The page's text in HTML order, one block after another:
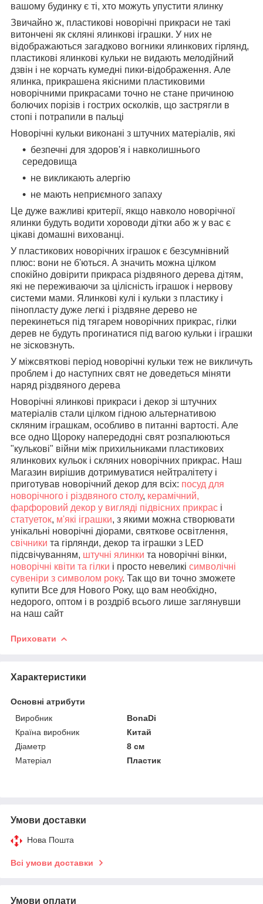
вашому будинку є ті, хто можуть упустити ялинку
Звичайно ж, пластикові новорічні прикраси не такі
витончені як скляні ялинкові іграшки. У них не
відображаються загадково вогники ялинкових гірлянд,
пластикові ялинкові кульки не видають мелодійний
дзвін і не корчать кумедні пики-відображення. Але
ялинка, прикрашена якісними пластиковими
новорічними прикрасами точно не стане причиною
болючих порізів і гострих осколків, що застрягли в
стопі і потрапили в пальці
Новорічні кульки виконані з штучних матеріалів, які
безпечні для здоров'я і навколишнього
середовища
не викликають алергію
не мають неприємного запаху
Це дуже важливі критерії, якщо навколо новорічної
ялинки будуть водити хороводи дітки або ж у вас є
цікаві домашні вихованці.
У пластикових новорічних іграшок є безсумнівний
плюс: вони не б'ються. А значить можна цілком
спокійно довірити прикраса різдвяного дерева дітям,
які не переживаючи за цілісність іграшок і нервову
системи мами. Ялинкові кулі і кульки з пластику і
пінопласту дуже легкі і різдвяне дерево не
перекинеться під тягарем новорічних прикрас, гілки
дерев не будуть прогинатися під вагою кульки і іграшки
не зісковзнуть.
У міжсвяткові період новорічні кульки теж не викличуть
проблем і до наступних свят не доведеться міняти
наряд різдвяного дерева
Новорічні ялинкові прикраси і декор зі штучних
матеріалів стали цілком гідною альтернативою
скляним іграшкам, особливо в питанні вартості. Але
все одно Щороку напередодні свят розпалюються
"кулькові" війни між прихильниками пластикових
ялинкових кульок і скляних новорічних прикрас. Наш
Магазин вирішив дотримуватися нейтралітету і
приготував новорічний декор для всіх: посуд для
новорічного і різдвяного столу, керамічний,
фарфоровий декор у вигляді підвісних прикрас і
статуеток, м'які іграшки, з якими можна створювати
унікальні новорічні діорами, святкове освітлення,
свічники та гірлянди, декор та іграшки з LED
підсвічуванням, штучні ялинки та новорічні вінки,
новорічні квіти та гілки і просто невеликі символічні
сувеніри з символом року. Так що ви точно зможете
купити Все для Нового Року, що вам необхідно,
недорого, оптом і в роздріб всього лише заглянувши
на наш сайт
Приховати
Характеристики
Основні атрибути
Виробник
BonaDi
Країна виробник
Китай
Діаметр
8 см
Матеріал
Пластик
Умови доставки
Нова Пошта
Всі умови доставки
Умови оплати